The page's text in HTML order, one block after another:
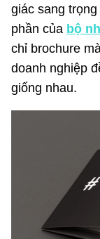
giác sang
phần của bộ
chỉ brochure
doanh nghiệp
giống nhau.